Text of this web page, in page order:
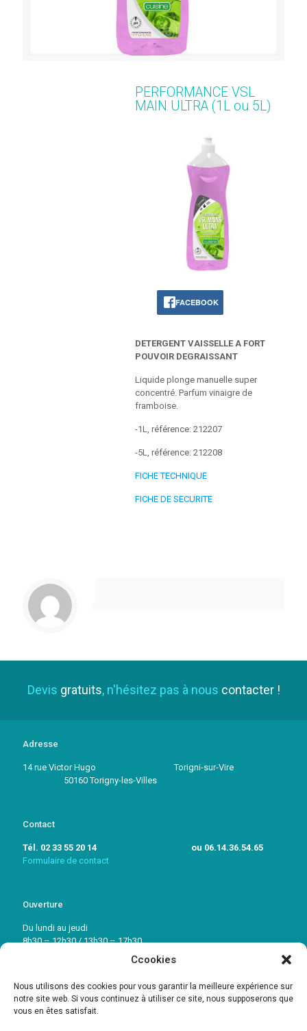
Ccookies
Nous utilisons des cookies pour vous garantir la meilleure expérience sur
notre site web. Si vous continuez à utiliser ce site, nous supposerons que
vous en êtes satisfait.
PERFORMANCE VSL
MAIN ULTRA (1L ou 5L)
FACEBOOK
DETERGENT VAISSELLE A FORT
POUVOIR DEGRAISSANT
Liquide plonge manuelle super
concentré. Parfum vinaigre de
framboise.
-1L, référence: 212207
-5L, référence: 212208
FICHE TECHNIQUE
FICHE DE SECURITE
Devis gratuits, n'hésitez pas à nous contacter !
Adresse
14 rue Victor Hugo Torigni-sur-Vire
50160 Torigny-les-Villes
Contact
Tél. 02 33 55 20 14 ou 06.14.36.54.65
Formulaire de contact
Ouverture
Du lundi au jeudi
8h30 – 12h30 / 13h30 – 17h30
Vendredi: 8h30 – 12h30 / 13h30 – 16h30